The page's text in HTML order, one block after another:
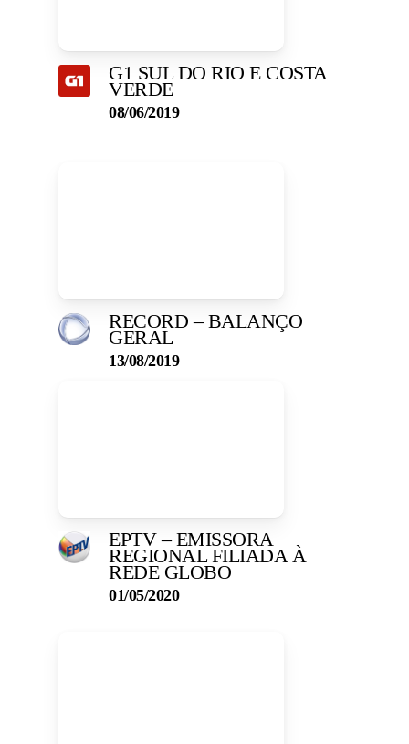
G1 SUL DO RIO E COSTA
VERDE
08/06/2019
RECORD – BALANÇO
GERAL
13/08/2019
EPTV – EMISSORA
REGIONAL FILIADA À
REDE GLOBO
01/05/2020